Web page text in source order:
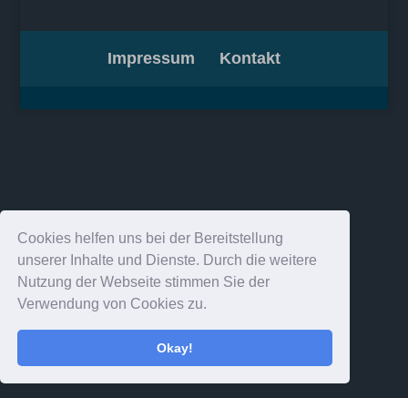
Cookies helfen uns bei der Bereitstellung
unserer Inhalte und Dienste. Durch die weitere
Nutzung der Webseite stimmen Sie der
Verwendung von Cookies zu.
Okay!
Impressum Kontakt